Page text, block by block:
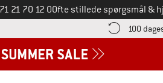
os på
21 70 12 0Ofte stillede spørgsmål &
her! Åbnes i en100